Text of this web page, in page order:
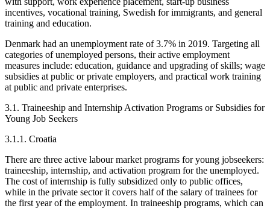
incentives, vocational training, Swedish for immigrants, and general
training and education.
Denmark had an unemployment rate of 3.7% in 2019. Targeting all
categories of unemployed persons, their active employment
measures include: education, guidance and upgrading of skills; wage
subsidies at public or private employers, and practical work training
at public and private enterprises.
3.1. Traineeship and Internship Activation Programs or Subsidies for
Young Job Seekers
3.1.1. Croatia
There are three active labour market programs for young jobseekers:
traineeship, internship, and activation program for the unemployed.
The cost of internship is fully subsidized only to public offices,
while in the private sector it covers half of the salary of trainees for
the first year of the employment. In traineeship programs, which can